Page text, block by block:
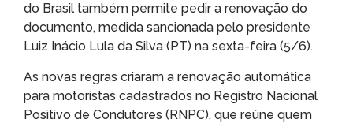
do Brasil também permite pedir a renovação do
documento, medida sancionada pelo presidente
Luiz Inácio Lula da Silva (PT) na sexta-feira (5/6).
As novas regras criaram a renovação automática
para motoristas cadastrados no Registro Nacional
Positivo de Condutores (RNPC), que reúne quem